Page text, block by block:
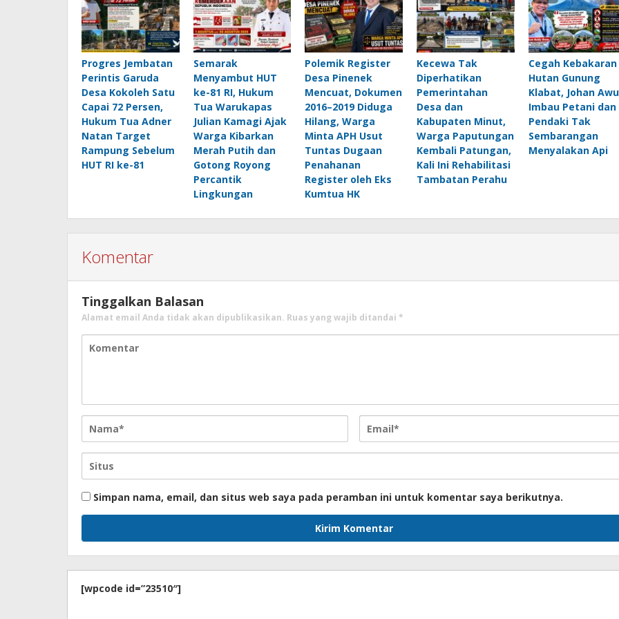
Progres Jembatan
Perintis Garuda
Desa Kokoleh Satu
Capai 72 Persen,
Hukum Tua Adner
Natan Target
Rampung Sebelum
HUT RI ke-81
Semarak
Menyambut HUT
ke-81 RI, Hukum
Tua Warukapas
Julian Kamagi Ajak
Warga Kibarkan
Merah Putih dan
Gotong Royong
Percantik
Lingkungan
Polemik Register
Desa Pinenek
Mencuat, Dokumen
2016–2019 Diduga
Hilang, Warga
Minta APH Usut
Tuntas Dugaan
Penahanan
Register oleh Eks
Kumtua HK
Kecewa Tak
Diperhatikan
Pemerintahan
Desa dan
Kabupaten Minut,
Warga Paputungan
Kembali Patungan,
Kali Ini Rehabilitasi
Tambatan Perahu
Cegah Kebakaran
Hutan Gunung
Klabat, Johan
Imbau Petani dan
Pendaki Tak
Sembarangan
Menyalakan Api
Komentar
Tinggalkan Balasan
Alamat email Anda tidak akan dipublikasikan. Ruas yang wajib ditandai *
Simpan nama, email, dan situs web saya pada peramban ini untuk komentar saya berikutnya.
[wpcode id=”23510″]